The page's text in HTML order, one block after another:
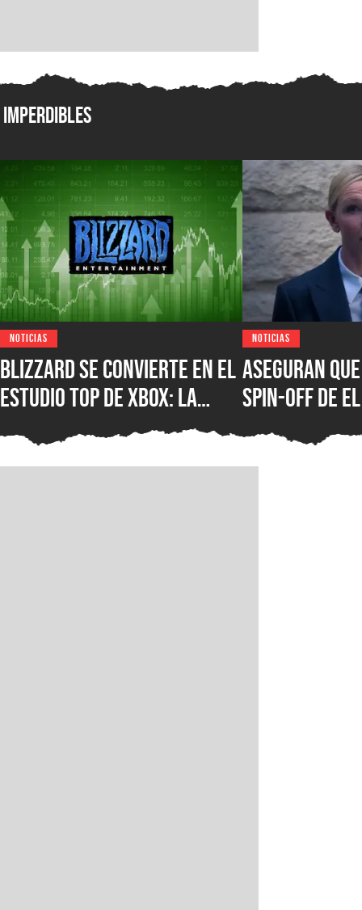
Imperdibles
NOTICIAS
Blizzard se convierte en el
estudio top de XBOX: la
compañía de Overwatch,
Diablo y Warcraft es la de
NOTICIAS
Aseguran
spin-off de
calamar de
fue